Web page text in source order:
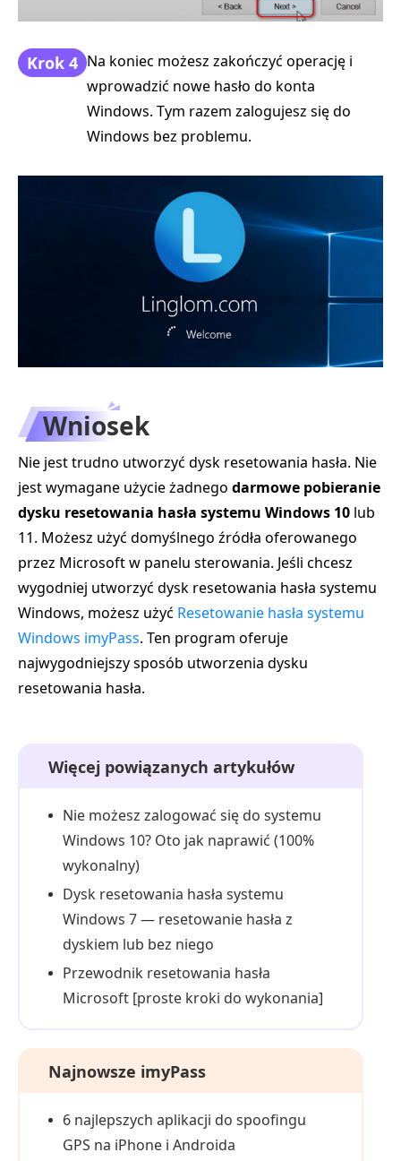
Krok 4 Na koniec możesz zakończyć operację i
wprowadzić nowe hasło do konta
Windows. Tym razem zalogujesz się do
Windows bez problemu.
Wniosek
Nie jest trudno utworzyć dysk resetowania hasła. Nie
jest wymagane użycie żadnego darmowe pobieranie
dysku resetowania hasła systemu Windows 10 lub
11. Możesz użyć domyślnego źródła oferowanego
przez Microsoft w panelu sterowania. Jeśli chcesz
wygodniej utworzyć dysk resetowania hasła systemu
Windows, możesz użyć Resetowanie hasła systemu
Windows imyPass. Ten program oferuje
najwygodniejszy sposób utworzenia dysku
resetowania hasła.
Więcej powiązanych artykułów
Nie możesz zalogować się do systemu
Windows 10? Oto jak naprawić (100%
wykonalny)
Dysk resetowania hasła systemu
Windows 7 — resetowanie hasła z
dyskiem lub bez niego
Przewodnik resetowania hasła
Microsoft [proste kroki do wykonania]
Najnowsze imyPass
6 najlepszych aplikacji do spoofingu
GPS na iPhone i Androida